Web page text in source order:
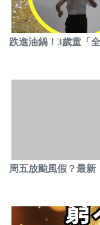
跌進油鍋！3歲童「
周五放颱風假？最